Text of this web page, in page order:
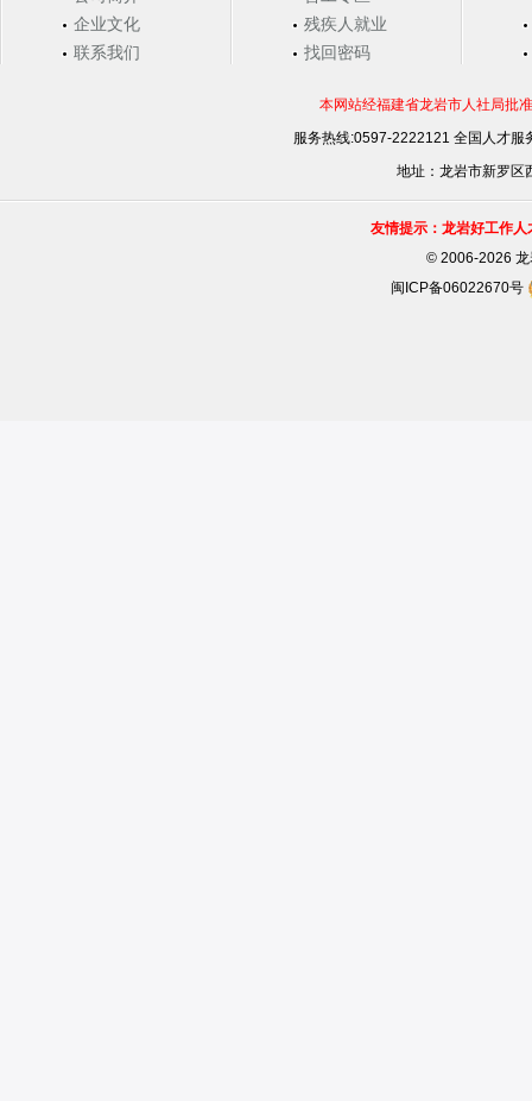
企业文化
联系我们
残疾人就业
找回密码
本网站经福建省龙岩市人社局批
服务热线:0597-2222121 全国人才
地址：龙岩市新罗区
友情提示：龙岩好工作
©2006-2026 龙
闽ICP备06022670号